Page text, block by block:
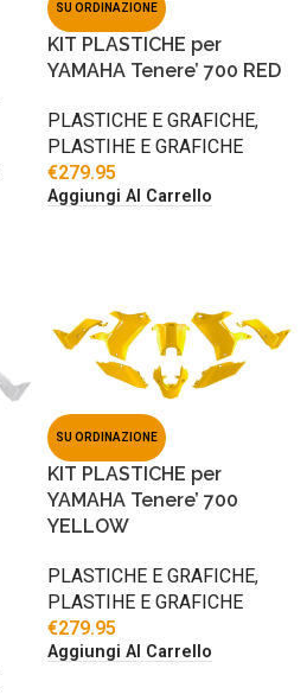
SU ORDINAZIONE
KIT PLASTICHE per
YAMAHA Tenere’ 700 RED
PLASTICHE E GRAFICHE,
PLASTIHE E GRAFICHE
€279.95
Aggiungi Al Carrello
SU ORDINAZIONE
KIT PLASTICHE per
YAMAHA Tenere’ 700
YELLOW
PLASTICHE E GRAFICHE,
PLASTIHE E GRAFICHE
€279.95
Aggiungi Al Carrello